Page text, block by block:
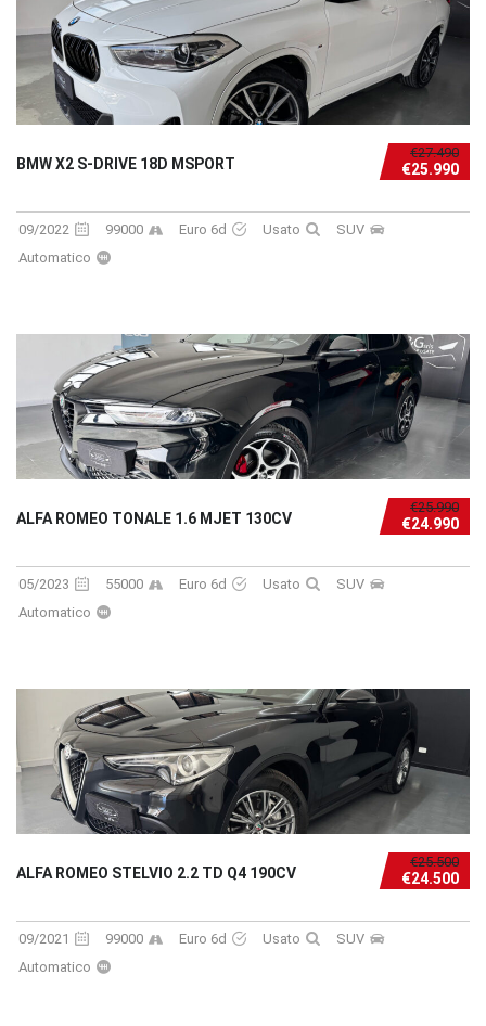
€27.490
€25.990
BMW X2 S-DRIVE 18D MSPORT
09/2022 99000 Euro 6d Usato
SUV
Automatico
€25.990
€24.990
ALFA ROMEO TONALE 1.6 MJET 130CV
05/2023 55000 Euro 6d Usato
SUV
Automatico
€25.500
€24.500
ALFA ROMEO STELVIO 2.2 TD Q4 190CV
09/2021 99000 Euro 6d Usato
SUV
Automatico